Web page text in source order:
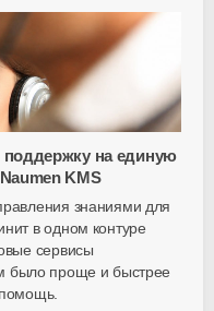
поддержку на единую
KMS
знаниями для
в одном контуре
сервисы
было проще и быстрее